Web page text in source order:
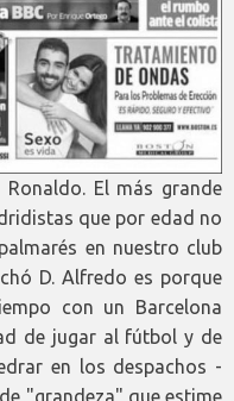
El más grande
que por edad no
en nuestro club
D. Alfredo es porque
con un Barcelona
de jugar al fútbol y de
en los despachos -
"grandeza" que estime